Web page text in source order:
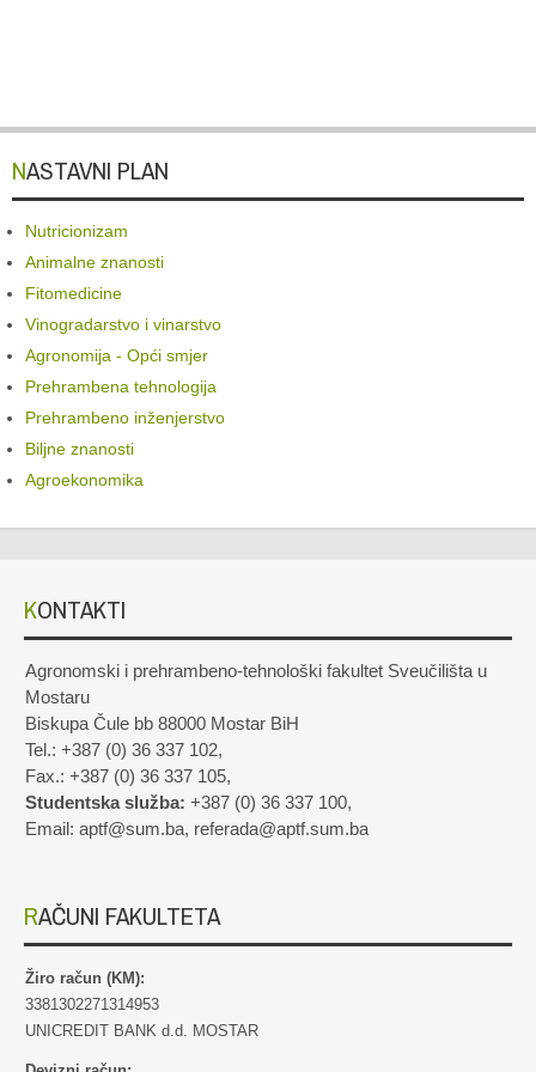
NASTAVNI PLAN
Nutricionizam
Animalne znanosti
Fitomedicine
Vinogradarstvo i vinarstvo
Agronomija - Opći smjer
Prehrambena tehnologija
Prehrambeno inženjerstvo
Biljne znanosti
Agroekonomika
KONTAKTI
Agronomski i prehrambeno-tehnološki fakultet Sveučilišta u
Mostaru
Biskupa Čule bb 88000 Mostar BiH
Tel.: +387 (0) 36 337 102,
Fax.: +387 (0) 36 337 105,
Studentska služba: +387 (0) 36 337 100,
Email: aptf@sum.ba, referada@aptf.sum.ba
RAČUNI FAKULTETA
Žiro račun (KM):
3381302271314953
UNICREDIT BANK d.d. MOSTAR